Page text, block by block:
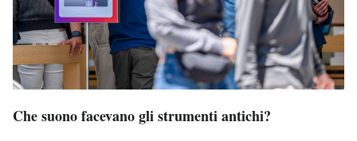
Che suono facevano gli strumenti antichi?